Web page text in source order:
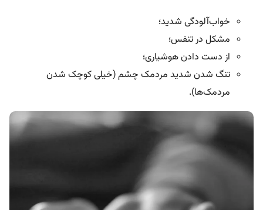
خواب‌آلودگی شدید؛
مشکل در تنفس؛
از دست دادن هوشیاری؛
تنگ شدن شدید مردمک چشم (خیلی کوچک شدن
مردمک‌ها).